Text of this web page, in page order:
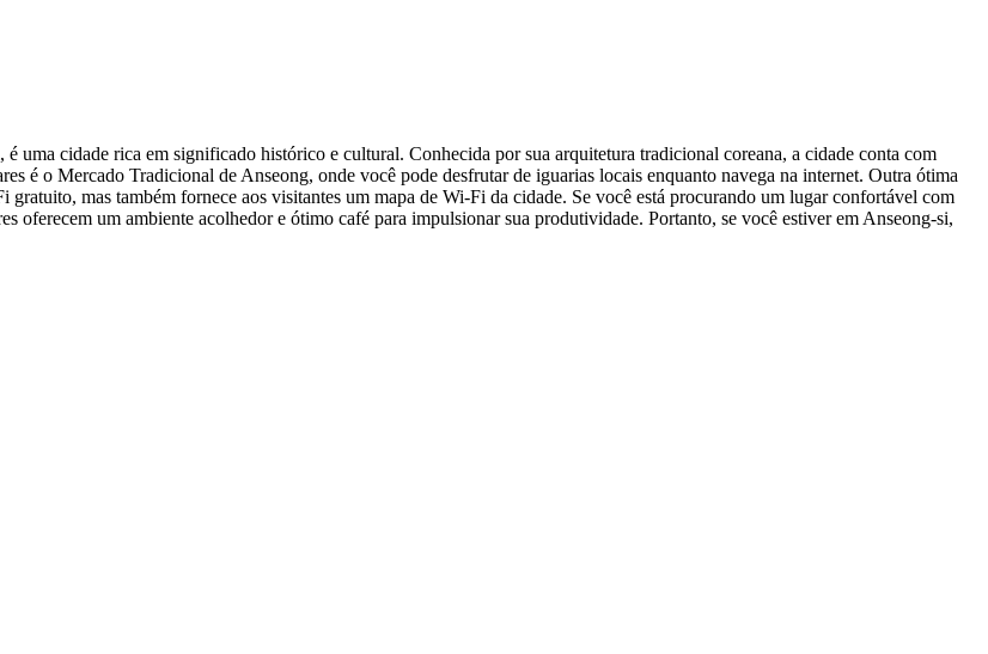
uma cidade rica em significado histórico e cultural. Conhecida por sua arquitetura tradicional coreana, a cidade conta com
é o Mercado Tradicional de Anseong, onde você pode desfrutar de iguarias locais enquanto navega na internet. Outra ótima
mas também fornece aos visitantes um mapa de Wi-Fi da cidade. Se você está procurando um lugar confortável com
oferecem um ambiente acolhedor e ótimo café para impulsionar sua produtividade. Portanto, se você estiver em Anseong-si,